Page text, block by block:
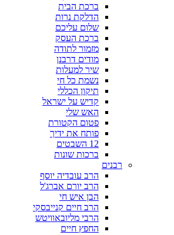
ברכת הבית
הדלקת נרות
שלום עליכם
ברכת העסק
מזמור לתודה
מודים דרבנן
שיר למעלות
נשמת כל חי
תיקון הכללי
קדיש על ישראל
האש שלי
פטום הקטורת
פותח את ידיך
12 השבטים
ברכות שונות
רבנים
הרב עובדיה יוסף
הרב יורם אברג'ל
הבן איש חי
הרב חיים קנייבסקי
הרבי מליובאוויטש
החפץ חיים